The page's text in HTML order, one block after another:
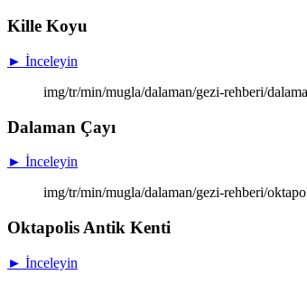
Kille Koyu
► İnceleyin
img/tr/min/mugla/dalaman/gezi-rehberi/
Dalaman Çayı
► İnceleyin
img/tr/min/mugla/dalaman/gezi-rehberi/
Oktapolis Antik Kenti
► İnceleyin